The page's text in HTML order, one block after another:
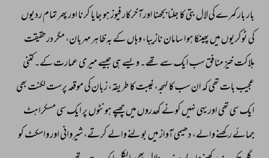
بار بار کمرے کی لال بتی کا جلنا بجھنا اور آخرکار فیوز ہو جایا کرنا اور پھر تمام ردیوں
کی ٹوکریوں میں پھینکا ہوا سامان نازیبا، وہاں کے بہ ظاہر مہربان، مگر درحقیقت
ہلاکت خیز منافق سب ایک سے تھے۔ ویسے ہی جیسے میری عمارت کے۔ کتنی
عجیب بات تھی کہ ان سب کا لہجہ، غیبت کا طریقہ، زبان کی موقعہ پرست لکنت بھی
ایک سی تھی اور یہی نہیں کونے کھدروں میں چھپے ہونٹوں پر ایک سی مسکراہٹ
جمائے رکھنے والے، دھیمی آواز میں بولنے والے کرتے، شیروانی اور واسکٹ کو